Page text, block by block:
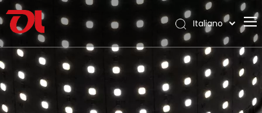
Casa
Chi siamo
Prodotti
Italiano
العربية
Français
Pусский
Español